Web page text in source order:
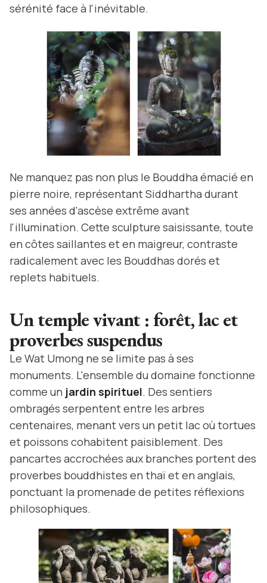
sérénité face à l'inévitable.
Ne manquez pas non plus le Bouddha émacié en
pierre noire, représentant Siddhartha durant
ses années d'ascèse extrême avant
l'illumination. Cette sculpture saisissante, toute
en côtes saillantes et en maigreur, contraste
radicalement avec les Bouddhas dorés et
replets habituels.
Un temple vivant : forêt, lac et
proverbes suspendus
Le Wat Umong ne se limite pas à ses
monuments. L'ensemble du domaine fonctionne
comme un jardin spirituel. Des sentiers
ombragés serpentent entre les arbres
centenaires, menant vers un petit lac où tortues
et poissons cohabitent paisiblement. Des
pancartes accrochées aux branches portent des
proverbes bouddhistes en thaï et en anglais,
ponctuant la promenade de petites réflexions
philosophiques.